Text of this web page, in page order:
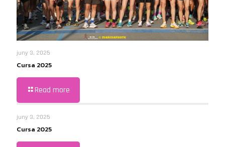
juny 3, 2025
Cursa 2025
Read more
juny 3, 2025
Cursa 2025